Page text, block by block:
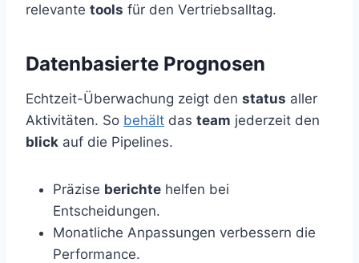
relevante tools für den Vertriebsalltag.
Datenbasierte Prognosen
Echtzeit-Überwachung zeigt den status aller
Aktivitäten. So behält das team jederzeit den
blick auf die Pipelines.
Präzise berichte helfen bei
Entscheidungen.
Monatliche Anpassungen verbessern die
Performance.